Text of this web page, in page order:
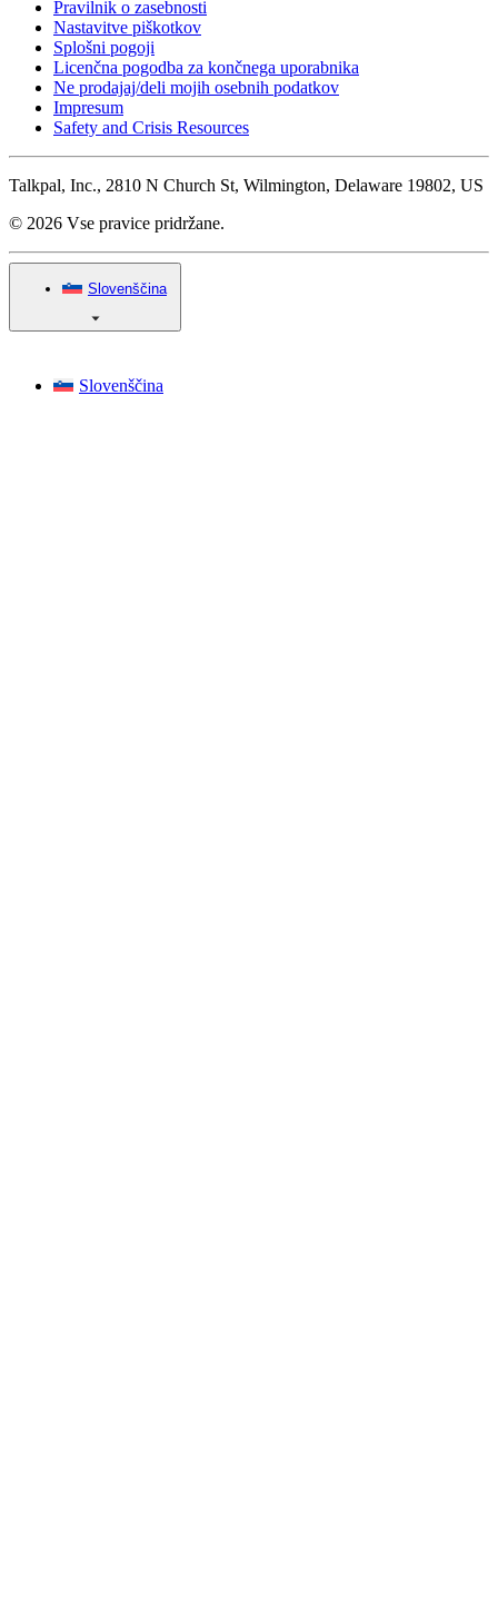
Pravilnik o zasebnosti
Nastavitve piškotkov
Splošni pogoji
Licenčna pogodba za končnega uporabnika
Ne prodajaj/deli mojih osebnih podatkov
Impresum
Safety and Crisis Resources
Talkpal, Inc., 2810 N Church St, Wilmington, Delaware 19802, US
© 2026 Vse pravice pridržane.
Slovenščina
Slovenščina